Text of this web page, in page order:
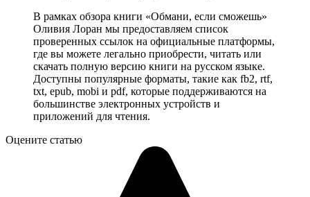
В рамках обзора книги «Обмани, если сможешь»
Оливия Лоран мы предоставляем список
проверенных ссылок на официальные платформы,
где вы можете легально приобрести, читать или
скачать полную версию книги на русском языке.
Доступны популярные форматы, такие как fb2, rtf,
txt, epub, mobi и pdf, которые поддерживаются на
большинстве электронных устройств и
приложений для чтения.
Оцените статью